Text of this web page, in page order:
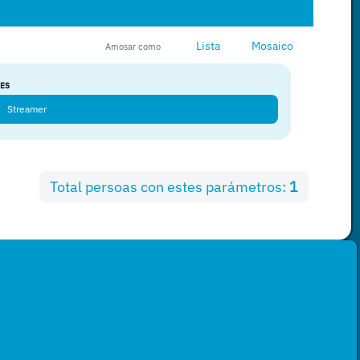
Amosar como Lista Mosaico
Streamer
Total persoas con estes parámetros: 1